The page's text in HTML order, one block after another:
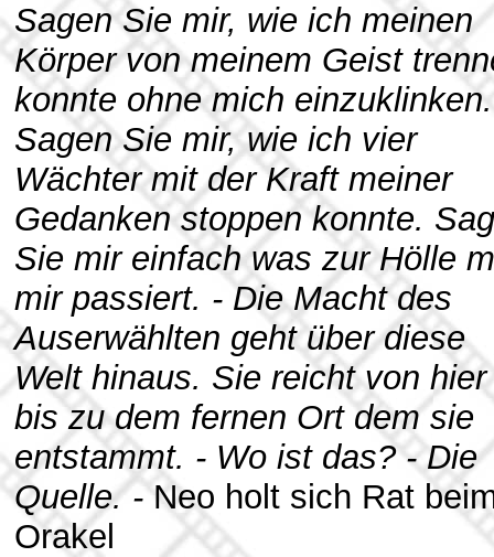
Sagen Sie mir, wie ich meinen
Körper von meinem Geist
konnte ohne mich einzuklinken.
Sagen Sie mir, wie ich vier
Wächter mit der Kraft meiner
Gedanken stoppen konnte.
Sie mir einfach was zur Hölle
mir passiert. - Die Macht des
Auserwählten geht über diese
Welt hinaus. Sie reicht von hier
bis zu dem fernen Ort dem sie
entstammt. - Wo ist das? - Die
Quelle. -Neo holt sich Rat
Orakel